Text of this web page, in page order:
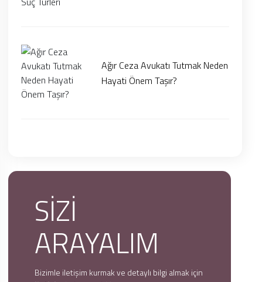
Ağır Ceza Avukatı Tutmak Neden
Hayati Önem Taşır?
SİZİ
ARAYALIM
Bizimle iletişim kurmak ve detaylı bilgi almak için